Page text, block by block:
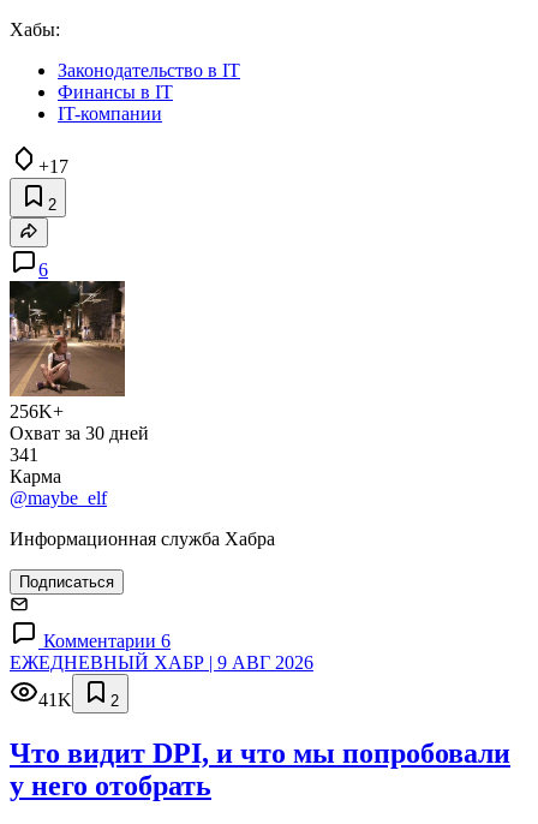
Хабы:
Законодательство в IT
Финансы в IT
IT-компании
+17
2
6
256K+
Охват за 30 дней
341
Карма
@maybe_elf
Информационная служба Хабра
Подписаться
Комментарии 6
ЕЖЕДНЕВНЫЙ ХАБР | 9 АВГ 2026
41K
2
Что видит DPI, и что мы попробовали
у него отобрать